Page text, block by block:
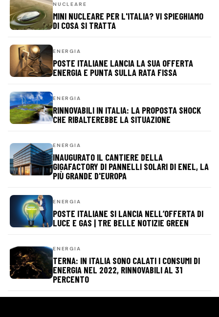
NUCLEARE
MINI NUCLEARE PER L'ITALIA? VI SPIEGHIAMO
DI COSA SI TRATTA
ENERGIA
POSTE ITALIANE LANCIA LA SUA OFFERTA
ENERGIA E PUNTA SULLA RATA FISSA
ENERGIA
RINNOVABILI IN ITALIA: LA PROPOSTA SHOCK
CHE RIBALTEREBBE LA SITUAZIONE
ENERGIA
INAUGURATO IL CANTIERE DELLA
GIGAFACTORY DI PANNELLI SOLARI DI ENEL, LA
PIÙ GRANDE D'EUROPA
ENERGIA
POSTE ITALIANE SI LANCIA NELL’OFFERTA DI
LUCE E GAS | TRE BELLE NOTIZIE GREEN
ENERGIA
TERNA: IN ITALIA SONO CALATI I CONSUMI DI
ENERGIA NEL 2022, RINNOVABILI AL 31
PERCENTO